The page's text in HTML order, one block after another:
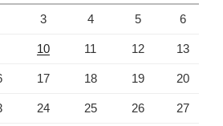
3 4 5 6
10 11 12 13
17 18 19 20
24 25 26 27